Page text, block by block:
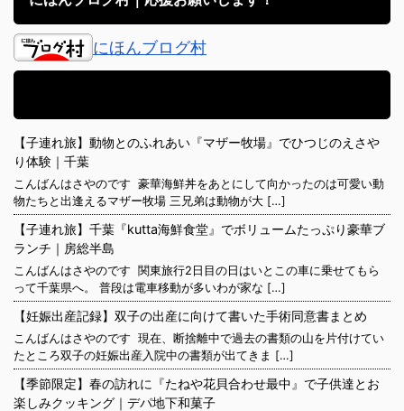
にほんブログ村
【子連れ旅】動物とのふれあい『マザー牧場』でひつじのえさや
り体験｜千葉
こんばんはさやのです 豪華海鮮丼をあとにして向かったのは可愛い動
物たちと出逢えるマザー牧場 三兄弟は動物が大 […]
【子連れ旅】千葉『kutta海鮮食堂』でボリュームたっぷり豪華ブ
ランチ｜房総半島
こんばんはさやのです 関東旅行2日目の日はいとこの車に乗せてもら
って千葉県へ。 普段は電車移動が多いわが家な […]
【妊娠出産記録】双子の出産に向けて書いた手術同意書まとめ
こんばんはさやのです 現在、断捨離中で過去の書類の山を片付けてい
たところ双子の妊娠出産入院中の書類が出てきま […]
【季節限定】春の訪れに『たねや花貝合わせ最中』で子供達とお
楽しみクッキング｜デパ地下和菓子